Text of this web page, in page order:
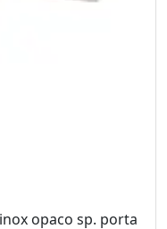
opaco sp. porta